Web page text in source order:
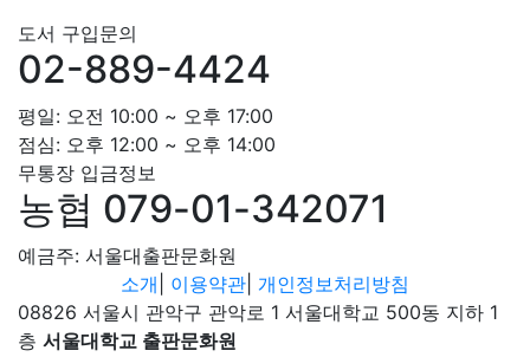
도서 구입문의
02-889-4424
평일: 오전 10:00 ~ 오후 17:00
점심: 오후 12:00 ~ 오후 14:00
무통장 입금정보
농협 079-01-342071
예금주: 서울대출판문화원
소개
이용약관 개인정보처리방침
08826 서울시 관악구 관악로 1 서울대학교 500동 지하 1
층 서울대학교 출판문화원